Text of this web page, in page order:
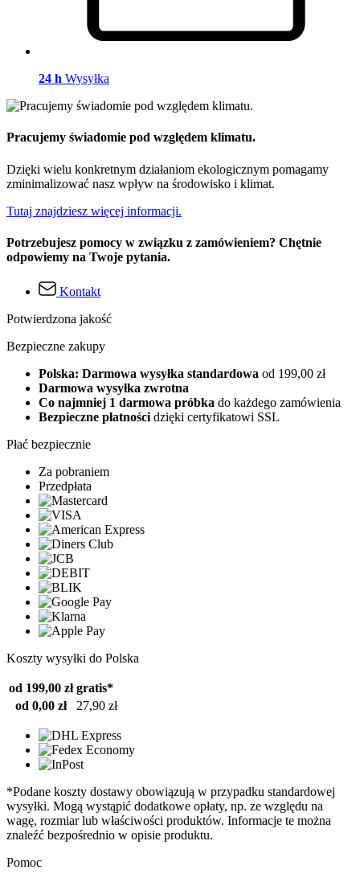
24 h Wysyłka
Pracujemy świadomie pod względem klimatu.
Dzięki wielu konkretnym działaniom ekologicznym pomagamy
zminimalizować nasz wpływ na środowisko i klimat.
Tutaj znajdziesz więcej informacji.
Potrzebujesz pomocy w związku z zamówieniem? Chętnie
odpowiemy na Twoje pytania.
Kontakt
Potwierdzona jakość
Bezpieczne zakupy
Polska: Darmowa wysyłka standardowa od 199,00 zł
Darmowa wysyłka zwrotna
Co najmniej 1 darmowa próbka do każdego zamówienia
Bezpieczne płatności dzięki certyfikatowi SSL
Płać bezpiecznie
Za pobraniem
Przedpłata
Koszty wysyłki do Polska
od 199,00 zł gratis*
od 0,00 zł
27,90 zł
*Podane koszty dostawy obowiązują w przypadku standardowej
wysyłki. Mogą wystąpić dodatkowe opłaty, np. ze względu na
wagę, rozmiar lub właściwości produktów. Informacje te można
znaleźć bezpośrednio w opisie produktu.
Pomoc